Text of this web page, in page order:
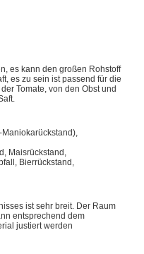
es kann den großen Rohstoff
es zu sein ist passend für die
Tomate, von den Obst und
Maisrückstand,
Bierrückstand,
ist sehr breit. Der Raum
entsprechend dem
justiert werden